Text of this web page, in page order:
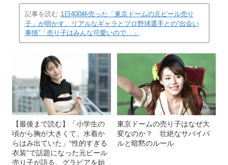
記事を読む 1日400杯売った「東京ドームの元ビール売り
子」が明かす、リアルなギャラとプロ野球選手との“出会い
事情”「売り子はみんな可愛いので…」
【最後まで読む】「小学生の
頃から胸が大きくて、水着か
らはみ出ていた」“性的すぎる
衣装”で話題になった元ビール
売り子が語る、グラビアを始
東京ドームの売り子はなぜ大
変なのか？ 壮絶なサバイバ
ルと暗黙のルール